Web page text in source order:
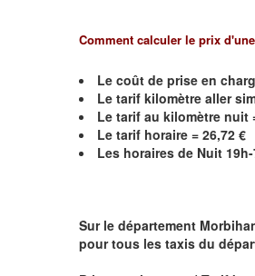
Comment calculer le prix
Le coût de prise en
Le tarif kilomètre aller
Le tarif au kilomètre nuit
Le tarif horaire = 26,72 €
Les horaires de Nuit
Sur le département
pour tous les taxis du